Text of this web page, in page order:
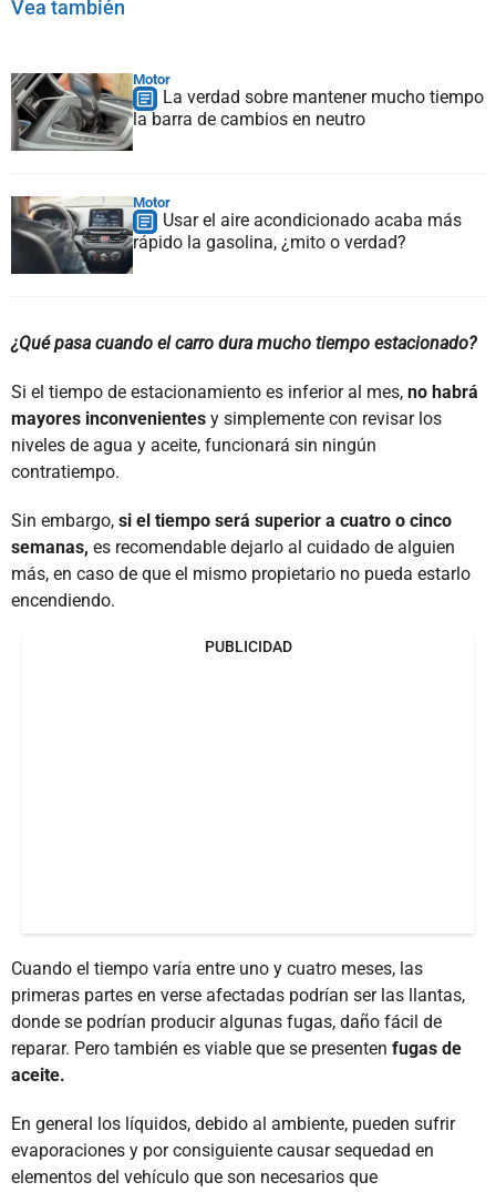
Vea también
Motor
La verdad sobre mantener mucho tiempo
la barra de cambios en neutro
Motor
Usar el aire acondicionado acaba más
rápido la gasolina, ¿mito o verdad?
¿Qué pasa cuando el carro dura mucho tiempo estacionado?
Si el tiempo de estacionamiento es inferior al mes, no habrá
mayores inconvenientes y simplemente con revisar los
niveles de agua y aceite, funcionará sin ningún
contratiempo.
Sin embargo, si el tiempo será superior a cuatro o cinco
semanas, es recomendable dejarlo al cuidado de alguien
más, en caso de que el mismo propietario no pueda estarlo
encendiendo.
PUBLICIDAD
Cuando el tiempo varía entre uno y cuatro meses, las
primeras partes en verse afectadas podrían ser las llantas,
donde se podrían producir algunas fugas, daño fácil de
reparar. Pero también es viable que se presenten fugas de
aceite.
En general los líquidos, debido al ambiente, pueden sufrir
evaporaciones y por consiguiente causar sequedad en
elementos del vehículo que son necesarios que